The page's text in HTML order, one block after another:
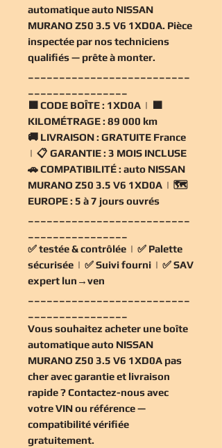
automatique auto NISSAN
MURANO Z50 3.5 V6 1XD0A. Pièce
inspectée par nos techniciens
qualifiés — prête à monter.
🟧CODE BOÎTE : 1XD0A | 🟧
KILOMÉTRAGE : 89 000 km
🚚 LIVRAISON : GRATUITE France
| 📋 GARANTIE : 3 MOIS INCLUSE
🚗COMPATIBILITÉ : auto NISSAN
MURANO Z50 3.5 V6 1XD0A | 🗺️
EUROPE : 5 à 7 jours ouvrés
✅testée & contrôlée | ✅ Palette
sécurisée | ✅Suivi fourni | ✅SAV
expert lun→ven
Vous souhaitez acheter une boîte
automatique auto NISSAN
MURANO Z50 3.5 V6 1XD0A pas
cheravec garantie et livraison
rapide ? Contactez-nous avec
votre VIN ou référence —
compatibilité vérifiée
gratuitement.